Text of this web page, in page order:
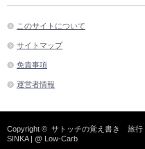
このサイトについて
サイトマップ
免責事項
運営者情報
Copyright © サトッチの覚え書き 旅行
SINKA| @ Low-Carb